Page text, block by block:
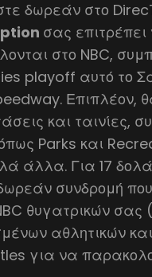
δωρεάν στο
σας
στο NBC,
playoff αυτό το
Επιπλέον,
και ταινίες,
Parks και
άλλα. Για 17
συνδρομή
θυγατρικών
αθλητικών
για να